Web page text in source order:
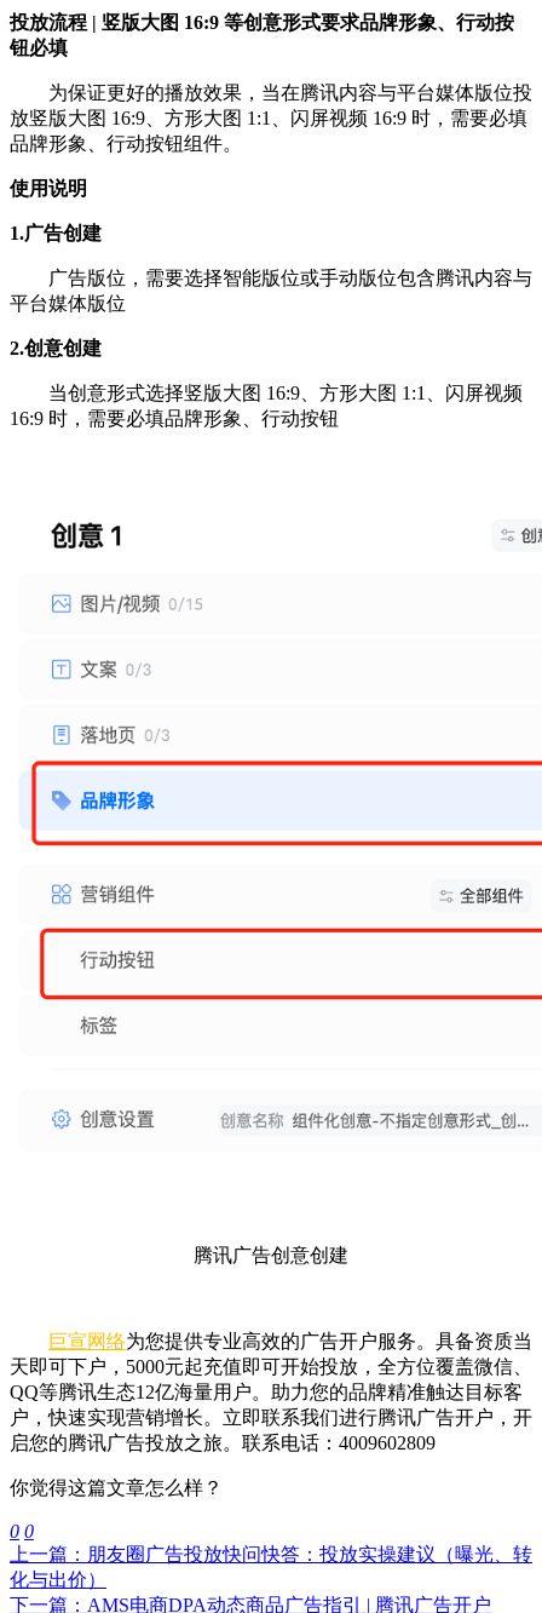
投放流程 | 竖版大图 16:9 等创意形式要求品牌形象、行动按
钮必填
为保证更好的播放效果，当在腾讯内容与平台媒体版位投
放竖版大图 16:9、方形大图 1:1、闪屏视频 16:9 时，需要必填
品牌形象、行动按钮组件。
使用说明
1.广告创建
广告版位，需要选择智能版位或手动版位包含腾讯内容与
平台媒体版位
2.创意创建
当创意形式选择竖版大图 16:9、方形大图 1:1、闪屏视频
16:9 时，需要必填品牌形象、行动按钮
腾讯广告创意创建
巨宣网络为您提供专业高效的广告开户服务。具备资质当
天即可下户，5000元起充值即可开始投放，全方位覆盖微信、
QQ等腾讯生态12亿海量用户。助力您的品牌精准触达目标客
户，快速实现营销增长。立即联系我们进行腾讯广告开户，开
启您的腾讯广告投放之旅。联系电话：4009602809
你觉得这篇文章怎么样？
0 0
上一篇：朋友圈广告投放快问快答：投放实操建议（曝光、转
化与出价）
下一篇：AMS电商DPA动态商品广告指引 | 腾讯广告开户